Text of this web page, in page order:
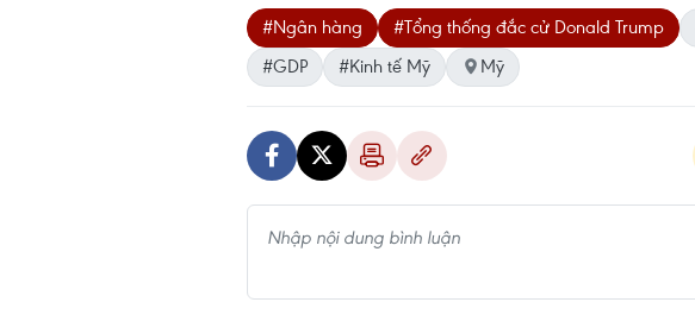
#Ngân hàng #Tổng thống đắc cử Donald Trump
#GDP
#Kinh tế Mỹ Mỹ